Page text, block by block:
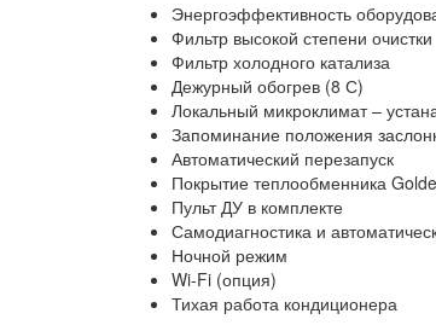
Энергоэффективность
Фильтр высокой степени очистки
Фильтр холодного катализа
Дежурный обогрев (8 С)
Локальный микроклимат –
Запоминание положения
Автоматический перезапуск
Покрытие теплообменника
Пульт ДУ в комплекте
Самодиагностика и
Ночной режим
Wi-Fi (опция)
Тихая работа кондиционера